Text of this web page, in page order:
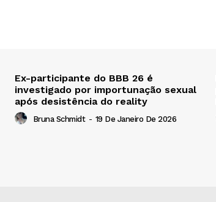
Ex-participante do BBB 26 é
investigado por importunação sexual
após desistência do reality
Bruna Schmidt - 19 De Janeiro De 2026